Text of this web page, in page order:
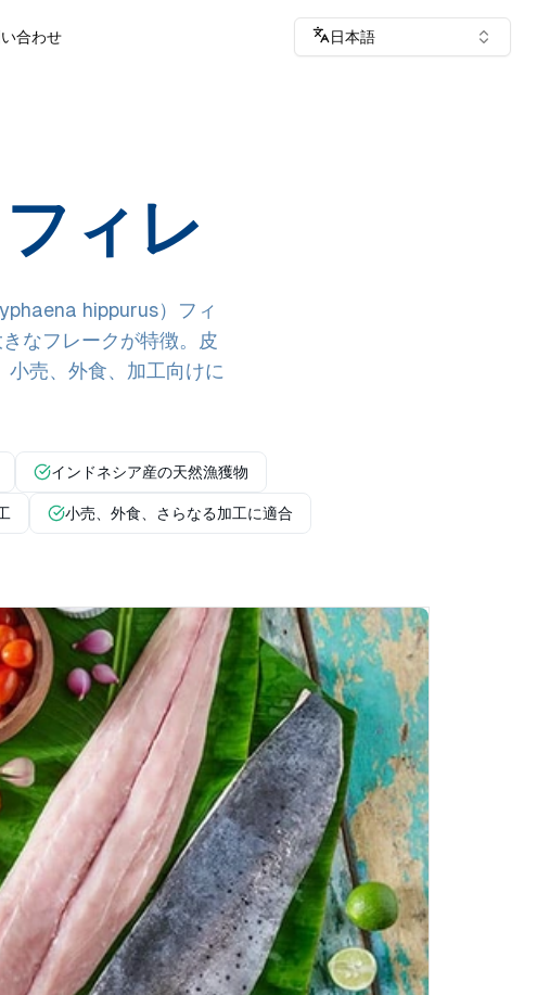
合わせ 日本語
ィレ
hippurus）フィ
なフレークが特徴。皮
売、外食、加工向けに
インドネシア産の天然漁獲物
小売、外食、さらなる加工に適合